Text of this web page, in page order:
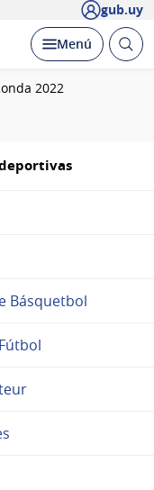
gub.uy
Desplegar
Menú Abrir
2022
Básquetbol